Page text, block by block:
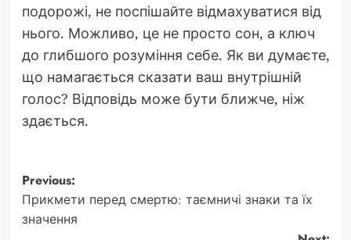
подорожі, не поспішайте відмахуватися від
нього. Можливо, це не просто сон, а ключ
до глибшого розуміння себе. Як ви думаєте,
що намагається сказати ваш внутрішній
голос? Відповідь може бути ближче, ніж
здається.
Post
navigation
Previous:
Прикмети перед смертю: таємничі знаки та їх
значення